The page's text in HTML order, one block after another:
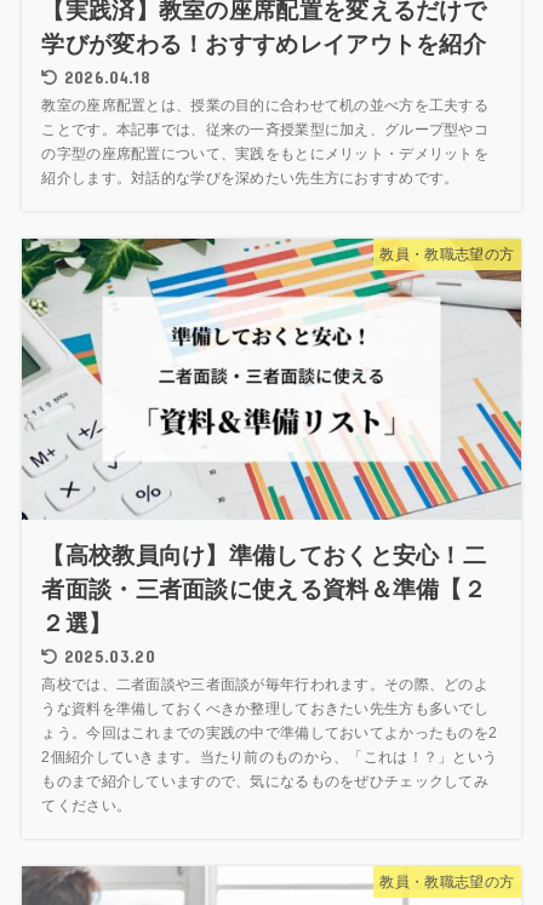
【実践済】教室の座席配置を変えるだけで
学びが変わる！おすすめレイアウトを紹介
2026.04.18
教室の座席配置とは、授業の目的に合わせて机の並べ方を工夫する
ことです。本記事では、従来の一斉授業型に加え、グループ型やコ
の字型の座席配置について、実践をもとにメリット・デメリットを
紹介します。対話的な学びを深めたい先生方におすすめです。
教員・教職志望の方
【高校教員向け】準備しておくと安心！二
者面談・三者面談に使える資料＆準備【２
２選】
2025.03.20
高校では、二者面談や三者面談が毎年行われます。その際、どのよ
うな資料を準備しておくべきか整理しておきたい先生方も多いでし
ょう。今回はこれまでの実践の中で準備しておいてよかったものを2
2個紹介していきます。当たり前のものから、「これは！？」という
ものまで紹介していますので、気になるものをぜひチェックしてみ
てください。
教員・教職志望の方